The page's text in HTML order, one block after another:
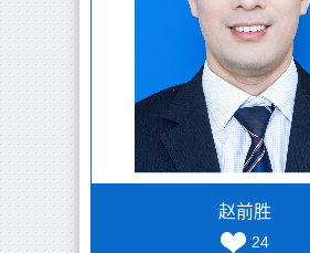
赵前胜
24